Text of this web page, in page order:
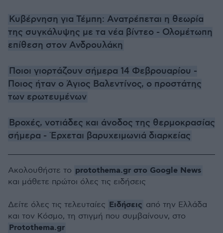
Κυβέρνηση για Τέμπη: Ανατρέπεται η θεωρία
της συγκάλυψης με τα νέα βίντεο - Ολομέτωπη
επίθεση στον Ανδρουλάκη
Ποιοι γιορτάζουν σήμερα 14 Φεβρουαρίου -
Ποιος ήταν ο Άγιος Βαλεντίνος, ο προστάτης
των ερωτευμένων
Βροχές, νοτιάδες και άνοδος της θερμοκρασίας
σήμερα - Έρχεται βαρυχειμωνιά διαρκείας
Ακολουθήστε το protothema.gr στο Google News
και μάθετε πρώτοι όλες τις ειδήσεις
Δείτε όλες τις τελευταίες Ειδήσεις από την Ελλάδα
και τον Κόσμο, τη στιγμή που συμβαίνουν, στο
Protothema.gr